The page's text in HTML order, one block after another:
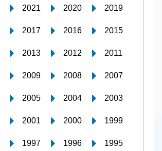
2021 2020 2019
2017 2016 2015
2013 2012 2011
2009 2008 2007
2005 2004 2003
2001 2000 1999
1997 1996 1995